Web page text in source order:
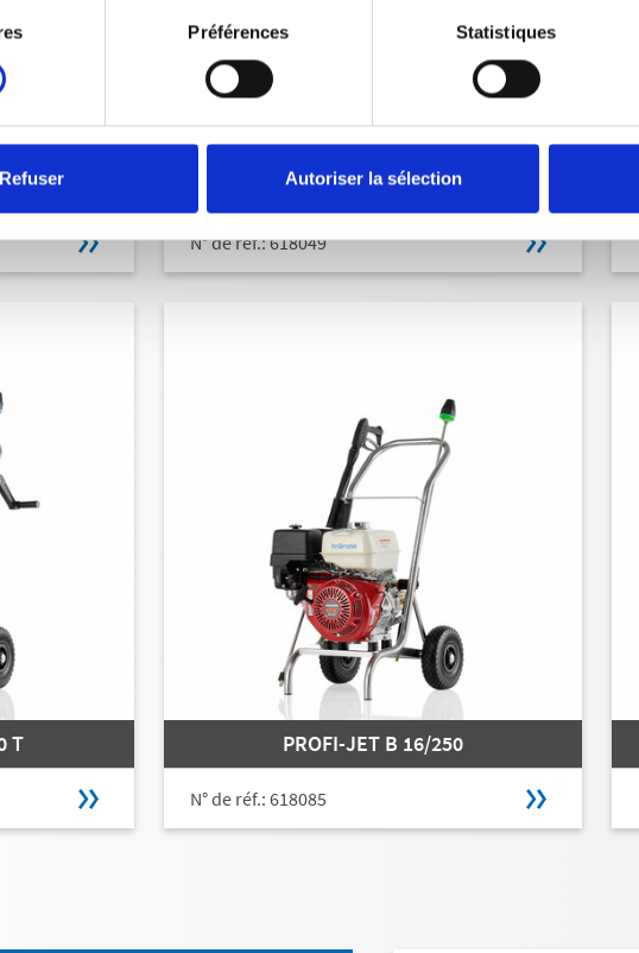
Préférences Statistiques
Refuser Autoriser la sélection
PROFI-JET B 16/220 T
N° de réf.: 618049
T PROFI-JET B 16/250
N° de réf.: 618085